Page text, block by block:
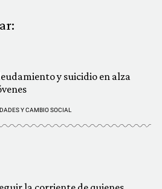
y suicidio en alza
Y CAMBIO SOCIAL